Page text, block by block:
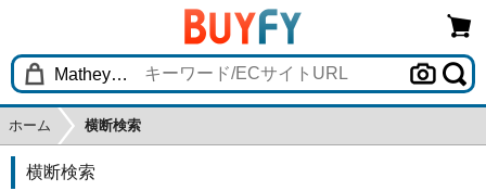
ホーム 横断検索
横断検索